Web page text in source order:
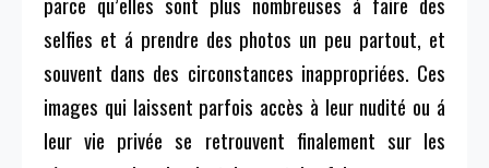
selfies et á prendre des photos un peu partout, et
souvent dans des circonstances inappropriées. Ces
images qui laissent parfois accès à leur nudité ou á
leur vie privée se retrouvent finalement sur les